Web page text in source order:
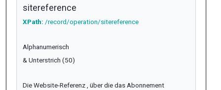
sitereference
XPath: /record/operation/sitereference
Alphanumerisch
& Unterstrich (50)
Die Website-Referenz , über die das Abonnement